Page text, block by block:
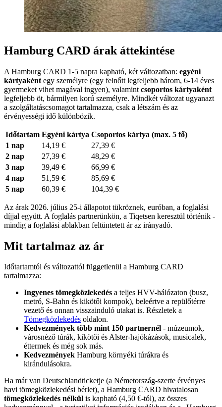
Hamburg CARD árak áttekintése
A Hamburg CARD 1-5 napra kapható, két változatban: egyéni
kártyaként egy személyre (egy felnőtt legfeljebb három, 6-14 éves
gyermeket vihet magával ingyen), valamint csoportos kártyaként
legfeljebb öt, bármilyen korú személyre. Mindkét változat ugyanazt
a szolgáltatáscsomagot tartalmazza, csak a létszám és az
érvényességi idő különbözik.
Időtartam Egyéni kártya Csoportos kártya (max. 5 fő)
1 nap
14,19 €
27,39 €
2 nap
27,39 €
48,29 €
3 nap
39,49 €
66,99 €
4 nap
51,59 €
85,69 €
5 nap
60,39 € 104,39 €
Az árak 2026. július 25-i állapotot tükröznek, euróban, a foglalási
díjjal együtt. A foglalás partnerünkön, a Tiqetsen keresztül történik -
mindig a foglalási ablakban feltüntetett ár az irányadó.
Mit tartalmaz az ár
Időtartamtól és változattól függetlenül a Hamburg CARD
tartalmazza:
Ingyenes tömegközlekedés a teljes HVV-hálózaton (busz,
metró, S-Bahn és kikötői kompok), beleértve a repülőtérre
vezető és onnan visszainduló utakat is. Részletek a
Tömegközlekedés oldalon.
Kedvezmények több mint 150 partnernél - múzeumok,
városnéző túrák, kikötői és Alster-hajókázások, musicalek,
éttermek és még sok más.
Kedvezmények Hamburg környéki túrákra és
kirándulásokra.
Ha már van Deutschlandticketje (a Németország-szerte érvényes
havi tömegközlekedési bérlet), a Hamburg CARD hivatalosan
tömegközlekedés nélkül is kapható (4,50 €-tól), az összes